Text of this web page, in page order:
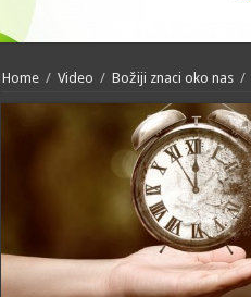
Home / Video / Božiji znaci oko nas /